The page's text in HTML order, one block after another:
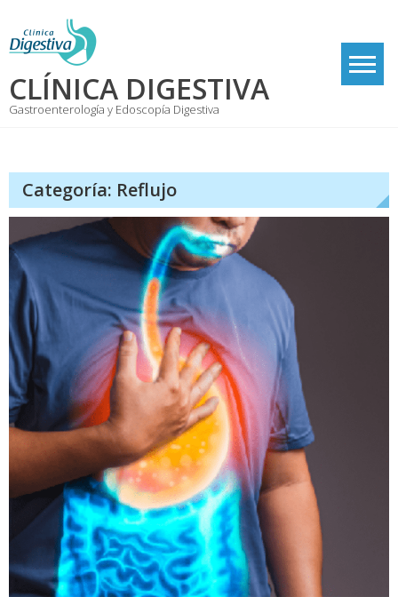
content
CLÍNICA DIGESTIVA
Gastroenterología y Edoscopía Digestiva
Categoría: Reflujo